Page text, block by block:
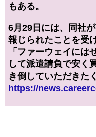
もある。
6月29日には、同社
報じられたことを受け
「ファーウェイには
して派遣請負で安く
き倒していただきた
https://